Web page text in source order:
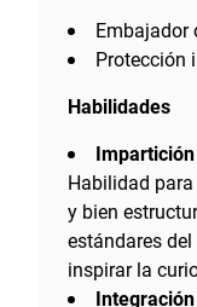
Embajador
Protección
Habilidades
Habilidad
y bien
estándares
inspirar la